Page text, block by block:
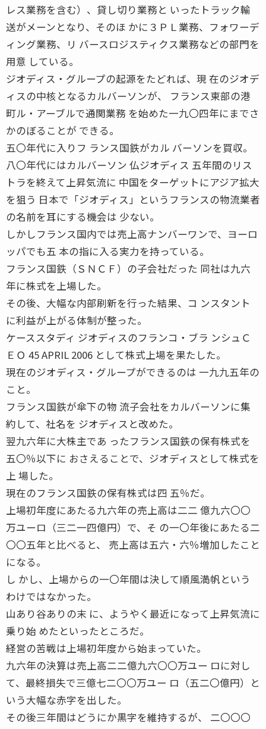
レス業務を含む）、貸し切り業務と いったトラック輸
送がメーンとなり、そのほ かに３ＰＬ業務、フォワーデ
ィング業務、リ バースロジスティクス業務などの部門を
用意 している。
ジオディス・グループの起源をたどれば、現 在のジオデ
ィスの中核となるカルバーソンが、 フランス東部の港
町ル・アーブルで通関業務 を始めた一九〇四年にまでさ
かのぼることが できる。
五〇年代に入りフ ランス国鉄がカル バーソンを買収。
八〇年代にはカルバーソン 仏ジオディス 五年間のリス
トラを終えて上昇気流に 中国をターゲットにアジア拡大
を狙う 日本で「ジオディス」というフランスの物流業者
の名前を耳にする機会は 少ない。
しかしフランス国内では売上高ナンバーワンで、ヨーロ
ッパでも五 本の指に入る実力を持っている。
フランス国鉄（ＳＮＣＦ）の子会社だった 同社は九六
年に株式を上場した。
その後、大幅な内部刷新を行った結果、コ ンスタント
に利益が上がる体制が整った。
ケーススタディ ジオディスのフランコ・ブラ ンシュＣ
ＥＯ 45 APRIL 2006 として株式上場を果たした。
現在のジオディス・グループができるのは 一九九五年の
こと。
フランス国鉄が傘下の物 流子会社をカルバーソンに集
約して、社名を ジオディスと改めた。
翌九六年に大株主であ ったフランス国鉄の保有株式を
五〇％以下に おさえることで、ジオディスとして株式を
上 場した。
現在のフランス国鉄の保有株式は四 五％だ。
上場初年度にあたる九六年の売上高は二二 億九六〇〇
万ユーロ（三二一四億円）で、そ の一〇年後にあたる二
〇〇五年と比べると、 売上高は五六・六％増加したこと
になる。
し かし、上場からの一〇年間は決して順風満帆という
わけではなかった。
山あり谷ありの末 に、ようやく最近になって上昇気流に
乗り始 めたといったところだ。
経営の苦戦は上場初年度から始まっていた。
九六年の決算は売上高二二億九六〇〇万ユー ロに対し
て、最終損失で三億七二〇〇万ユー ロ（五二〇億円）と
いう大幅な赤字を出した。
その後三年間はどうにか黒字を維持するが、 二〇〇〇